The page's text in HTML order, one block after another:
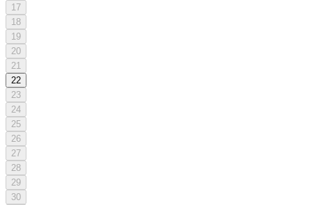
17
18
19
20
21
22
23
24
25
26
27
28
29
30